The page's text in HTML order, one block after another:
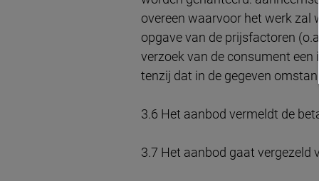
overeen waarvoor het werk zal
opgave van de prijsfactoren
verzoek van de consument
tenzij dat in de gegeven
3.6 Het aanbod vermeldt de
3.7 Het aanbod gaat vergezeld